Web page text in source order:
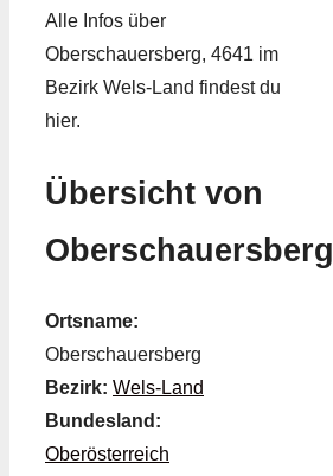
Alle Infos über
Oberschauersberg, 4641 im
Bezirk Wels-Land findest du
hier.
Übersicht von
Oberschauersberg
Ortsname:
Oberschauersberg
Bezirk: Wels-Land
Bundesland:
Oberösterreich